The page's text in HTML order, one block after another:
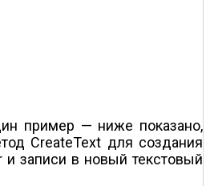
пример — ниже показано,
CreateText для создания
и записи в новый текстовый